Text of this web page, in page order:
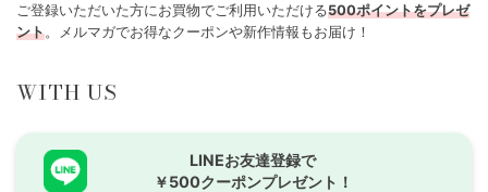
ご登録いただいた方にお買物でご利用いただける500ポイントをプレゼ
ント。メルマガでお得なクーポンや新作情報もお届け！
WITH US
LINEお友達登録で
￥500クーポンプレゼント！